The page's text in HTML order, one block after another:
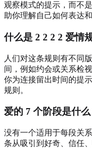
观察模式的提示，而不
助你理解自己如何表达
什么是 2 2 2 2 爱情
人们对这条规则有不同
间，例如约会或关系检
你为连接留出时间的提
规则。
爱的 7 个阶段是什么
没有一个适用于每段关
条从吸引到好奇、信任